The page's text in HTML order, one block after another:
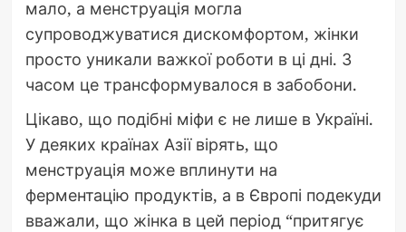
мало, а менструація могла
супроводжуватися дискомфортом, жінки
просто уникали важкої роботи в ці дні. З
часом це трансформувалося в забобони.
Цікаво, що подібні міфи є не лише в Україні.
У деяких країнах Азії вірять, що
менструація може вплинути на
ферментацію продуктів, а в Європі подекуди
вважали, що жінка в цей період “притягує